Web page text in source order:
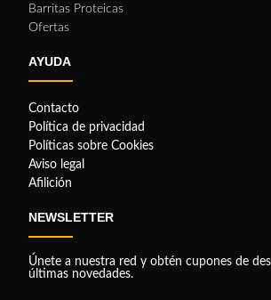
Barritas Proteicas
Ofertas
AYUDA
Contacto
Política de privacidad
Políticas sobre Cookies
Aviso legal
Afilición
NEWSLETTER
Únete a nuestra red y obtén cupones de
últimas novedades.